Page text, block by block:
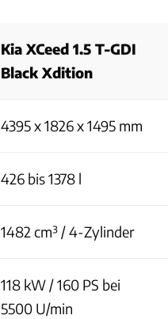
Kia XCeed 1.5 T-GDI
Black Xdition
4395 x 1826 x 1495 mm
426 bis 1378 l
1482 cm³ / 4-Zylinder
118 kW / 160 PS bei
5500 U/min